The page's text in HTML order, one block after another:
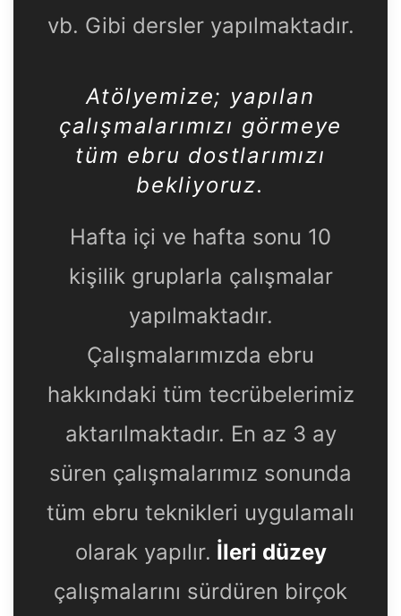
vb. Gibi dersler yapılmaktadır.
Atölyemize; yapılan
çalışmalarımızı görmeye
tüm ebru dostlarımızı
bekliyoruz.
Hafta içi ve hafta sonu 10
kişilik gruplarla çalışmalar
yapılmaktadır.
Çalışmalarımızda ebru
hakkındaki tüm tecrübelerimiz
aktarılmaktadır. En az 3 ay
süren çalışmalarımız sonunda
tüm ebru teknikleri uygulamalı
olarak yapılır. İleri düzey
çalışmalarını sürdüren birçok